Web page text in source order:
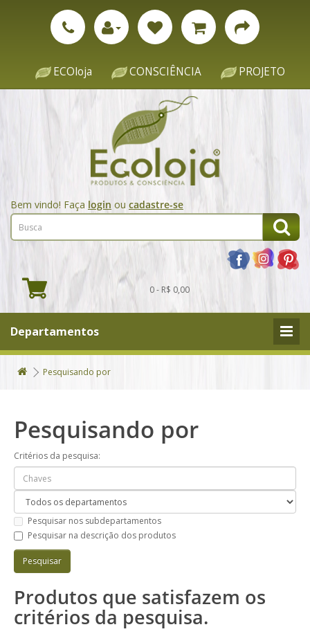
ECOloja CONSCIÊNCIA PROJETO
Bem vindo! Faça login ou cadastre-se
0 - R$ 0,00
Departamentos
Pesquisando por
Pesquisando por
Critérios da pesquisa:
Pesquisar nos subdepartamentos
Pesquisar na descrição dos produtos
Produtos que satisfazem os
critérios da pesquisa.